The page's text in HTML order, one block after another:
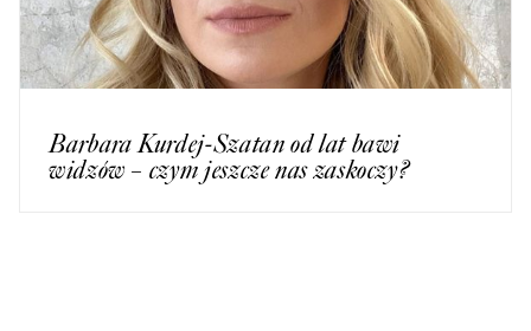
Barbara Kurdej-Szatan od lat bawi
widzów – czym jeszcze nas zaskoczy?